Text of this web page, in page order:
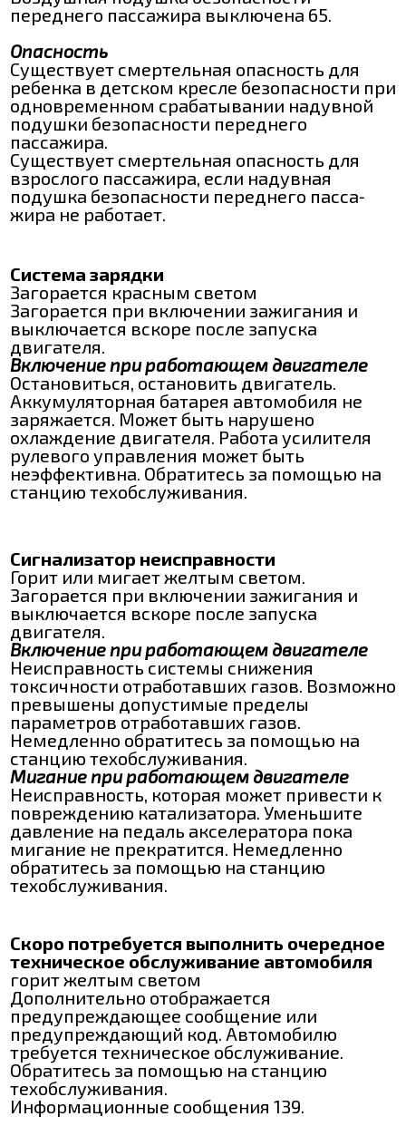
переднего пассажира выключена 65.
Опасность
Существует смертельная опасность для
ребенка в детском кресле безопасности при
одновременном срабатывании надувной
подушки безопасности переднего
пассажира.
Существует смертельная опасность для
взрослого пассажира, если надувная
подушка безопасности переднего пасса‐
жира не работает.
Система зарядки
Загорается красным светом
Загорается при включении зажигания и
выключается вскоре после запуска
двигателя.
Включение при работающем двигателе
Остановиться, остановить двигатель.
Аккумуляторная батарея автомобиля не
заряжается. Может быть нарушено
охлаждение двигателя. Работа усилителя
рулевого управления может быть
неэффективна. Обратитесь за помощью на
станцию техобслуживания.
Сигнализатор неисправности
Горит или мигает желтым светом.
Загорается при включении зажигания и
выключается вскоре после запуска
двигателя.
Включение при работающем двигателе
Неисправность системы снижения
токсичности отработавших газов. Возможно
превышены допустимые пределы
параметров отработавших газов.
Немедленно обратитесь за помощью на
станцию техобслуживания.
Мигание при работающем двигателе
Неисправность, которая может привести к
повреждению катализатора. Уменьшите
давление на педаль акселератора пока
мигание не прекратится. Немедленно
обратитесь за помощью на станцию
техобслуживания.
Скоро потребуется выполнить очередное
техническое обслуживание автомобиля
горит желтым светом
Дополнительно отображается
предупреждающее сообщение или
предупреждающий код. Автомобилю
требуется техническое обслуживание.
Обратитесь за помощью на станцию
техобслуживания.
Информационные сообщения 139.